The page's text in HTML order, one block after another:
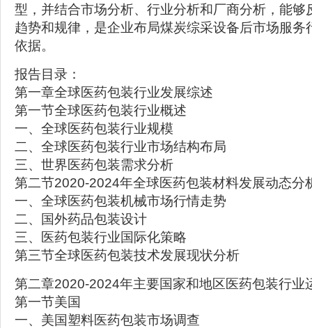
型，并结合市场分析、行业分析和厂商分析，能够
趋势和规律，是企业布局煤炭综采设备后市场服务
依据。
报告目录：
第一章全球医药包装行业发展综述
第一节全球医药包装行业概述
一、全球医药包装行业规模
二、全球医药包装行业市场结构布局
三、世界医药包装需求分析
第二节2020-2024年全球医药包装材料发展动态分
一、全球医药包装机械市场行情走势
二、国外药品包装设计
三、医药包装行业国际化策略
第三节全球医药包装技术发展现状分析
第二章2020-2024年主要国家和地区医药包装行业
第一节美国
一、美国塑料医药包装市场调查